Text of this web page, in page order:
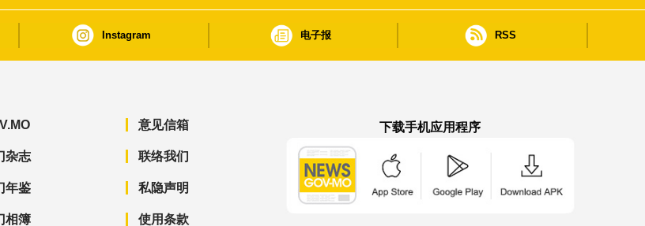
Instagram 电子报 RSS
杂志
年鉴
相簿
意见信箱
联络我们
私隐声明
使用条款
下载手机应用程序